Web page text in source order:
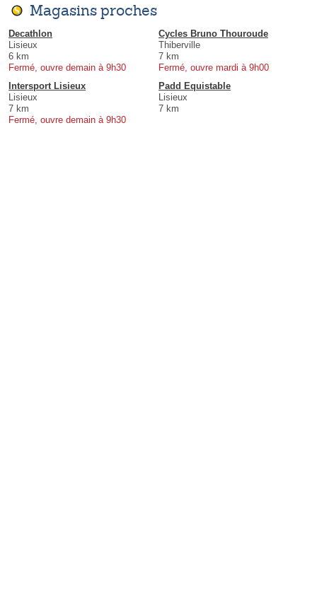
Magasins proches
Decathlon
Lisieux
6 km
Fermé, ouvre demain à 9h30
Cycles Bruno Thouroude
Thiberville
7 km
Fermé, ouvre mardi à 9h00
Intersport Lisieux
Lisieux
7 km
Fermé, ouvre demain à 9h30
Padd Equistable
Lisieux
7 km